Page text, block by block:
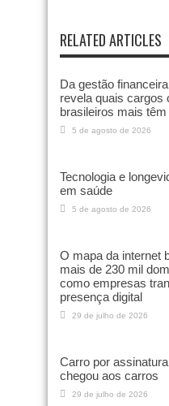
RELATED ARTICLES
Da gestão
revela quais cargos
brasileiros mais
5 de agosto de 2026
Tecnologia e
em saúde
5 de agosto de 2026
O mapa da internet
mais de 230 mil
como empresas
presença digital
29 de julho de 2026
Carro por
chegou aos carros
29 de julho de 2026